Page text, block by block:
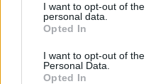
not limited to your visit or
grant or deny consent to
use your data for below
consent section.
I want to opt-out of
personal data.
Opted In
I want to opt-out of
Personal Data.
Opted In
Edoardo Vitali · 9 Ago 2026
QUOTAZIONI CRYPTO